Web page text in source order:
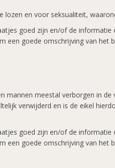
en voor seksualiteit,
goed zijn en/of de
een goede omschrijving van het
mannen meestal verborgen in
verwijderd en is de eikel
goed zijn en/of de
een goede omschrijving van het